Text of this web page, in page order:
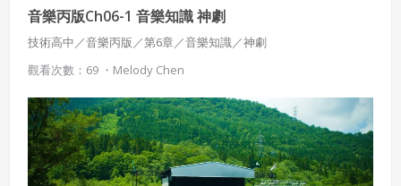
音樂丙版Ch06-1 音樂知識 神劇
技術高中／音樂丙版／第6章／音樂知識／神劇
觀看次數：69 ・ Melody Chen
想起密碼了嗎？點擊
會員使用本系統之費用，由吉寶系統公司定之並按月收取。
吉寶系統公司得不定期公告與調整費用。
四、會員授權
會員享有其創作之衍生著作的著作權，但會員同意吉寶系統
公司得於該著作權存續期間內無償使用，包括再授權之權
利。
本條約定不因本合約終止而失效。